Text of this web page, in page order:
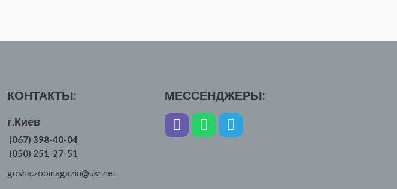
КОНТАКТЫ:
г.Киев
(067) 398-40-04
(050) 251-27-51
gosha.zoomagazin@ukr.net
МЕССЕНДЖЕРЫ: